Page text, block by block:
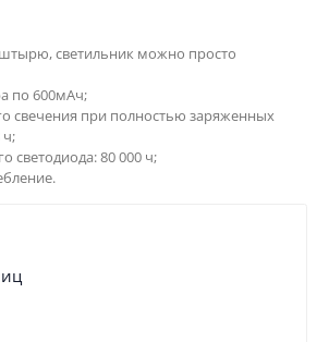
светильник можно просто
по 600мАч;
свечения при полностью заряженных
ч;
светодиода: 80 000 ч;